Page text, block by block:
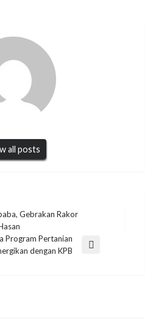
all posts
Gebrakan Rakor
Program Pertanian
dengan KPB